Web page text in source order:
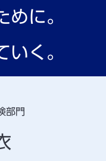
に。
く。
部門